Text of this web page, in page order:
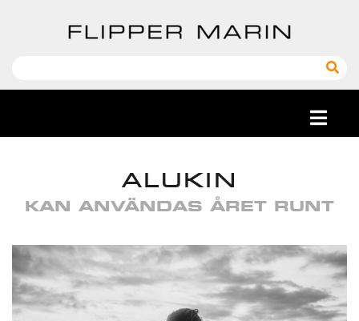
ALUKIN
KAN ANVÄNDAS ÅRET RUNT